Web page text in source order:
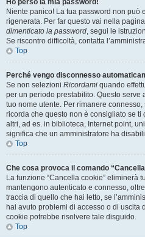
Ho perso la mia password!
Niente panico! La tua password non può
rigenerata. Per far questo vai nella
dimenticato la password, segui le
Se riscontro difficoltà, contatta
Top
Perché vengo disconnesso
Se non selezioni Ricordami quando
per un periodo prestabilito. Questo serve
tuo nome utente. Per rimanere
ricorda che questo non è consigliato se
altri, ad es. in biblioteca, Internet point,
significa che un amministratore ha
Top
Che cosa provoca il comando
La funzione “Cancella cookie” eliminerà
mantengono autenticato e connesso,
traccia di quello che hai letto, se
hai avuto problemi di accesso o di uscita
cookie potrebbe risolvere tale disguido.
Top